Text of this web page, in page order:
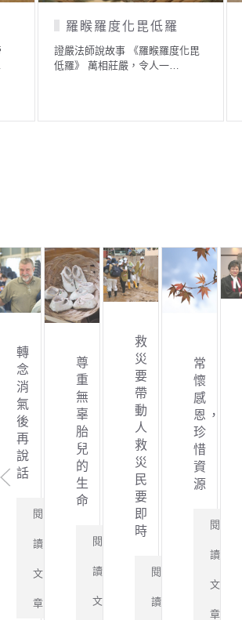
啞巴和尚的故事
證嚴法師說故事 《啞巴和尚的故
事》 古時候，據說安徽省…
閱
酬」？
轉
念
消
氣
後
再
說
話
閱
讀
文
章
尊
重
無
辜
胎
兒
的
生
命
閱
讀
文
救
災
要
帶
動
人
救
災
民
要
即
時
閱
讀
常
懷
感
恩，
珍
惜
資
源
閱
讀
文
章